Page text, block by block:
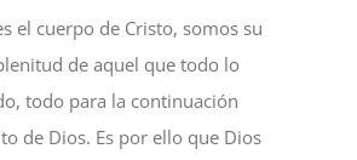
el cuerpo de Cristo, somos su
de aquel que todo lo
todo para la continuación
de Dios. Es por ello que Dios